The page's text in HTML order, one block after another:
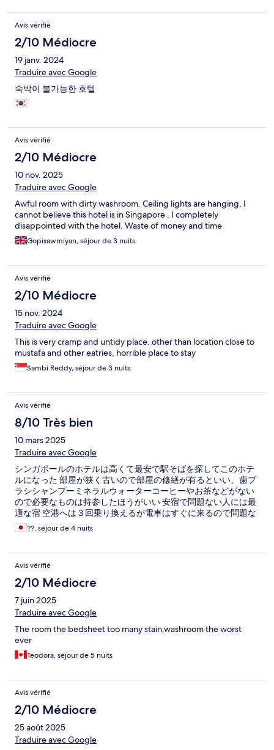
Avis vérifié
2/10 Médiocre
19 janv. 2024
Traduire avec Google
숙박이 불가능한 호텔
Avis vérifié
2/10 Médiocre
10 nov. 2025
Traduire avec Google
Awful room with dirty washroom. Ceiling lights are hanging, I
cannot believe this hotel is in Singapore . I completely
disappointed with the hotel. Waste of money and time
Gopisawmiyan, séjour de 3 nuits
Avis vérifié
2/10 Médiocre
15 nov. 2024
Traduire avec Google
This is very cramp and untidy place. other than location close to
mustafa and other eatries, horrible place to stay
Sambi Reddy, séjour de 3 nuits
Avis vérifié
8/10 Très bien
10 mars 2025
Traduire avec Google
シンガポールのホテルは高くて最安で駅そばを探してこのホテ
ルになった 部屋が狭く古いので部屋の修繕が有るといい、歯ブ
ラシシャンプーミネラルウォーターコーヒーやお茶などがない
ので必要なものは持参したほうがいい 安宿で問題ない人には最
適な宿 空港へは３回乗り換えるが電車はすぐに来るので問題な
しです??, séjour de 4 nuits
Avis vérifié
2/10 Médiocre
7 juin 2025
Traduire avec Google
The room the bedsheet too many stain,washroom the worst
ever
Teodora, séjour de 5 nuits
Avis vérifié
2/10 Médiocre
25 août 2025
Traduire avec Google